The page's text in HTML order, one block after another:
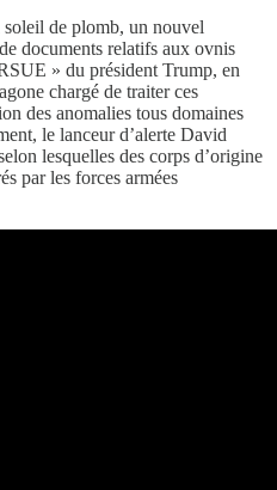
de plomb, un nouvel
documents relatifs aux ovnis
» du président Trump, en
chargé de traiter ces
des anomalies tous domaines
le lanceur d’alerte David
lesquelles des corps d’origine
par les forces armées